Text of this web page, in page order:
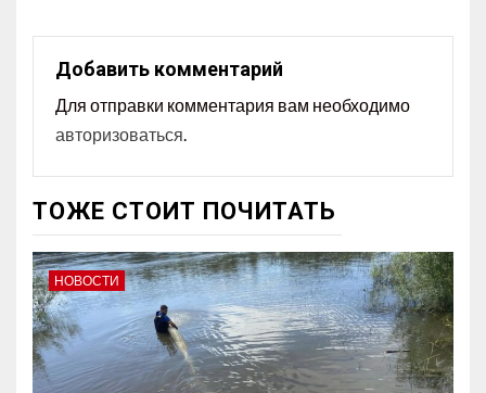
Добавить комментарий
Для отправки комментария вам необходимо
авторизоваться.
ТОЖЕ СТОИТ ПОЧИТАТЬ
НОВОСТИ